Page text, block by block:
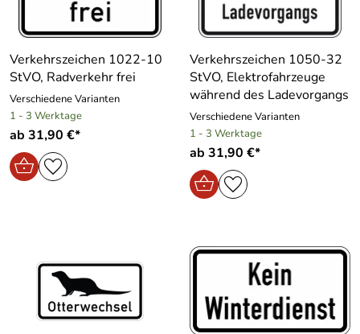
Verkehrszeichen 1022-10
StVO, Radverkehr frei
Verschiedene Varianten
1 - 3 Werktage
ab 31,90 €*
Verkehrszeichen 1050-32
StVO, Elektrofahrzeuge
während des Ladevorgangs
Verschiedene Varianten
1 - 3 Werktage
ab 31,90 €*